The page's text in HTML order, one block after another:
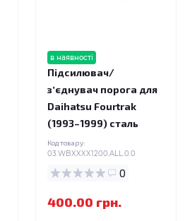
в наявності
Підсилювач/
зʼєднувач порога для
Daihatsu Fourtrak
(1993–1999) сталь
Код товару:
03.WBXXXX1200.ALL.0.0
0
400.00 грн.